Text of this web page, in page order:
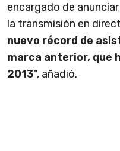
encargado de
la transmisión en
nuevo récord de
marca anterior, que
2013", añadió.